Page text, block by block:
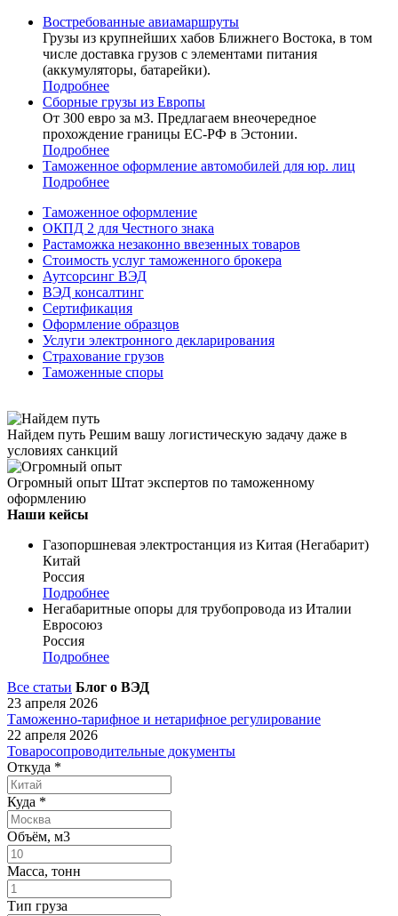
Востребованные авиамаршруты
Грузы из крупнейших хабов Ближнего Востока, в том
числе доставка грузов с элементами питания
(аккумуляторы, батарейки).
Подробнее
Сборные грузы из Европы
От 300 евро за м3. Предлагаем внеочередное
прохождение границы ЕС-РФ в Эстонии.
Подробнее
Таможенное оформление автомобилей для юр. лиц
Подробнее
Таможенное оформление
ОКПД 2 для Честного знака
Растаможка незаконно ввезенных товаров
Стоимость услуг таможенного брокера
Аутсорсинг ВЭД
ВЭД консалтинг
Сертификация
Оформление образцов
Услуги электронного декларирования
Страхование грузов
Таможенные споры
Найдем путь Решим вашу логистическую задачу даже в
условиях санкций
Огромный опыт Штат экспертов по таможенному
оформлению
Наши кейсы
Газопоршневая электростанция из Китая (Негабарит)
Китай
Россия
Подробнее
Негабаритные опоры для трубопровода из Италии
Евросоюз
Россия
Подробнее
Все статьи Блог о ВЭД
23 апреля 2026
Таможенно-тарифное и нетарифное регулирование
22 апреля 2026
Товаросопроводительные документы
Откуда *
Куда *
Объём, м3
Масса, тонн
Тип груза